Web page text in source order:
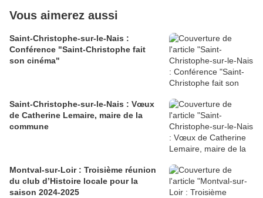
Vous aimerez aussi
Saint-Christophe-sur-le-Nais :
Conférence "Saint-Christophe fait
son cinéma"
Saint-Christophe-sur-le-Nais : Vœux
de Catherine Lemaire, maire de la
commune
Montval-sur-Loir : Troisième réunion
du club d’Histoire locale pour la
saison 2024-2025